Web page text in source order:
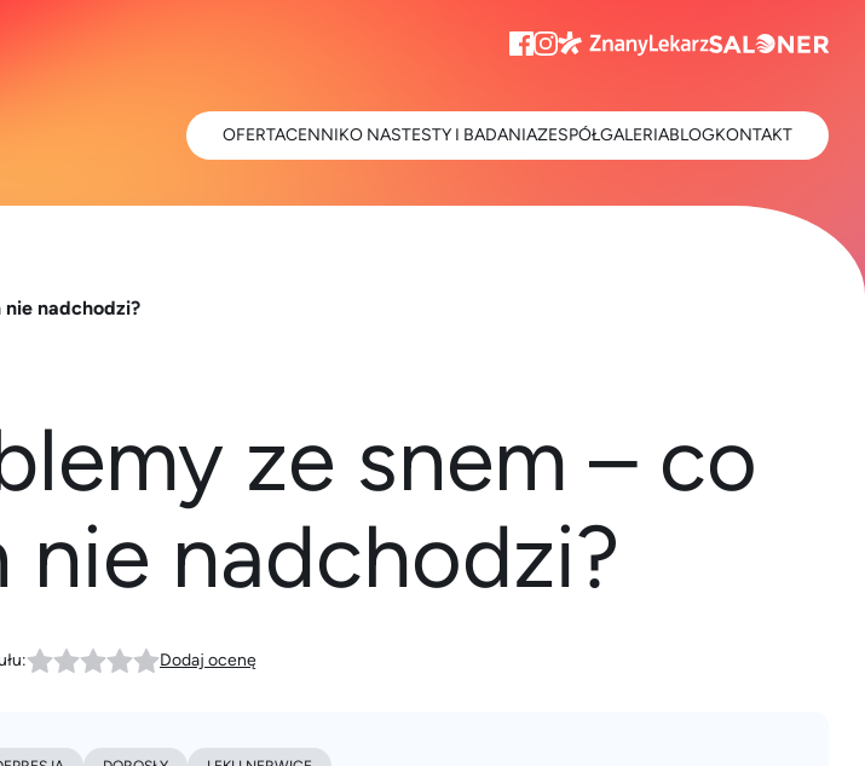
nie nadchodzi?
ze snem – co
nadchodzi?
Dodaj ocenę
OFERTACENNIKO NASTESTY I BADANIAZESPÓŁGALERIABLOGKONTAKT